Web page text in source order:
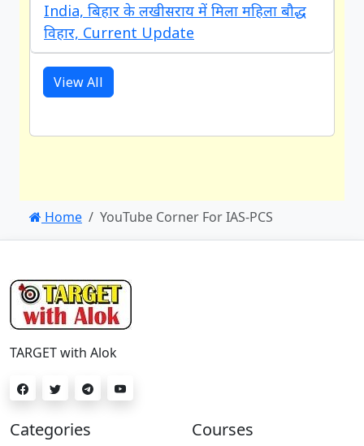
India, बिहार के लखीसराय में मिला महिला बौद्ध
विहार, Current Update
View All
Home YouTube Corner For IAS-PCS
TARGET with Alok
Categories Courses